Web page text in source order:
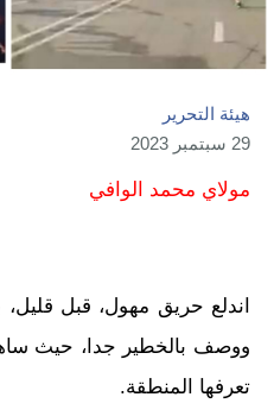
هيئة التحرير
29 سبتمبر 2023
مولاي محمد الوافي
اندلع حريق مهول، قبل قليل،
ووصف بالخطير جدا، حيث
تعرفها المنطقة.